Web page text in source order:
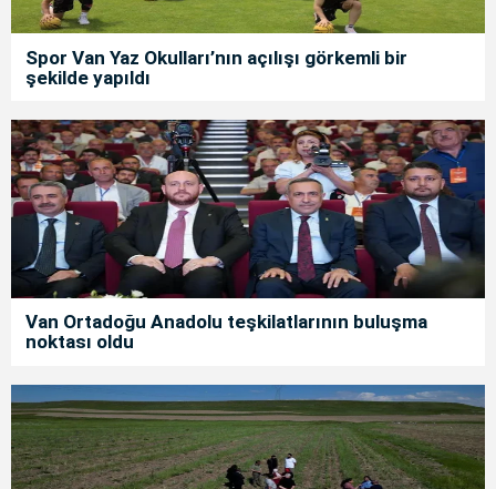
Spor Van Yaz Okulları’nın açılışı görkemli bir
şekilde yapıldı
Van Ortadoğu Anadolu teşkilatlarının buluşma
noktası oldu